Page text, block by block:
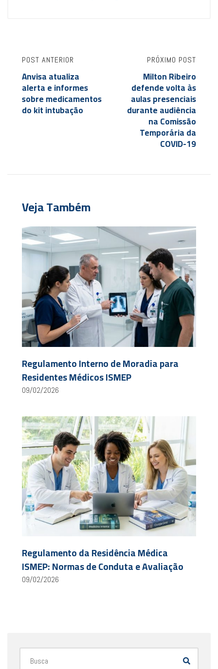
POST ANTERIOR
Anvisa atualiza
alerta e informes
sobre medicamentos
do kit intubação
PRÓXIMO POST
Milton Ribeiro
defende volta às
aulas presenciais
durante audiência
na Comissão
Temporária da
COVID-19
Veja Também
Regulamento Interno de Moradia para
Residentes Médicos ISMEP
09/02/2026
Regulamento da Residência Médica
ISMEP: Normas de Conduta e Avaliação
09/02/2026